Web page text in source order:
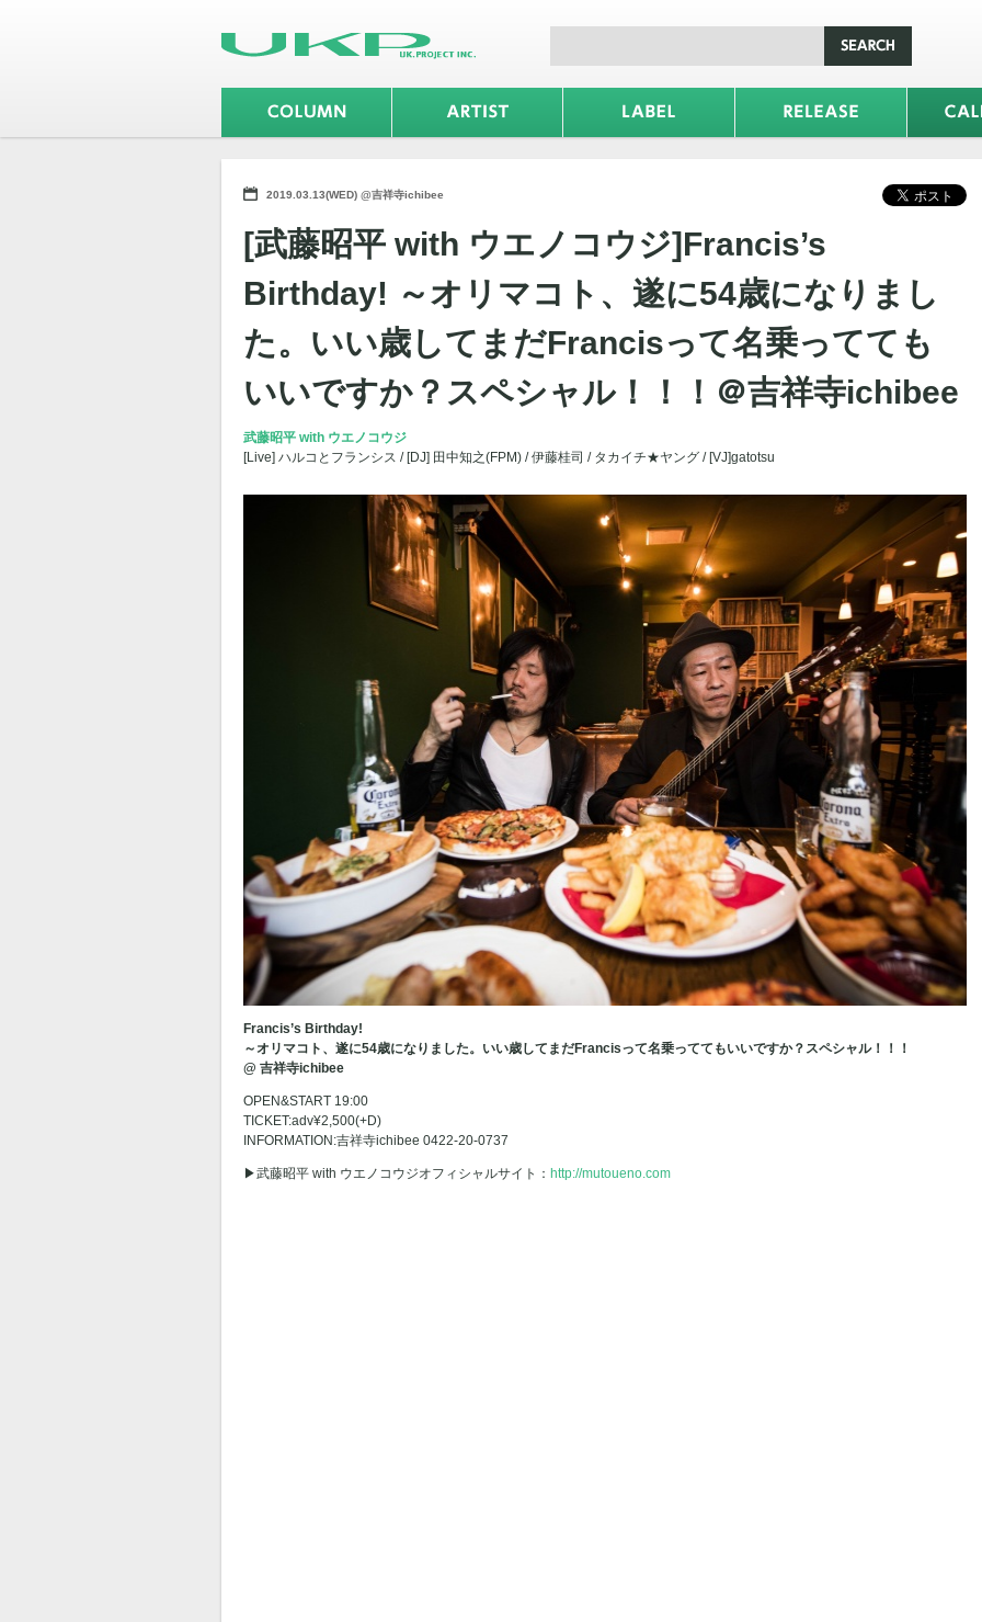
2019.03.13(WED) @吉祥寺ichibee
[武藤昭平 with ウエノコウジ]Francis’s
Birthday! ～オリマコト、遂に54歳になりまし
た。いい歳してまだFrancisって名乗ってても
いいですか？スペシャル！！！＠吉祥寺ichibee
武藤昭平 with ウエノコウジ
[Live] ハルコとフランシス / [DJ] 田中知之(FPM) / 伊藤桂司 / タカイチ★ヤング / [VJ]gatotsu
Francis’s Birthday!
～オリマコト、遂に54歳になりました。いい歳してまだFrancisって名乗っててもいいですか？スペシャル！！！
@ 吉祥寺ichibee
OPEN&START 19:00
TICKET:adv¥2,500(+D)
INFORMATION:吉祥寺ichibee 0422-20-0737
▶︎武藤昭平 with ウエノコウジオフィシャルサイト： http://mutoueno.com